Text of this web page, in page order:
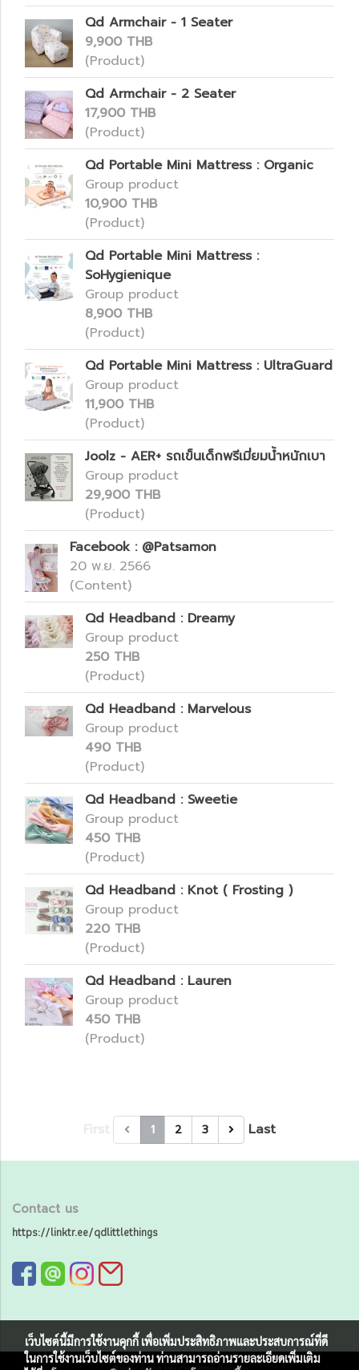
Qd Armchair - 1 Seater
9,900 THB
(Product)
Qd Armchair - 2 Seater
17,900 THB
(Product)
Qd Portable Mini Mattress : Organic
Group product
10,900 THB
(Product)
Qd Portable Mini Mattress :
SoHygienique
Group product
8,900 THB
(Product)
Qd Portable Mini Mattress : UltraGuard
Group product
11,900 THB
(Product)
Joolz - AER+ รถเข็นเด็กพรีเมี่ยมน้ำหนักเบา
Group product
29,900 THB
(Product)
Facebook : @Patsamon
20 พ.ย. 2566
(Content)
Qd Headband : Dreamy
Group product
250 THB
(Product)
Qd Headband : Marvelous
Group product
490 THB
(Product)
Qd Headband : Sweetie
Group product
450 THB
(Product)
Qd Headband : Knot ( Frosting )
Group product
220 THB
(Product)
Qd Headband : Lauren
Group product
450 THB
(Product)
1 2 3 Last
Contact us
https://linktr.ee/qdlittlethings
เว็บไซต์นี้มีการใช้งานคุกกี้ เพื่อเพิ่มประสิทธิภาพและประสบการณ์ที่ดี
ในการใช้งานเว็บไซต์ของท่าน ท่านสามารถอ่านรายละเอียดเพิ่มเติม